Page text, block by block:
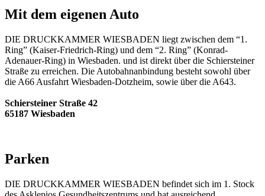
Mit dem eigenen Auto
DIE DRUCKKAMMER WIESBADEN liegt zwischen dem “1.
Ring” (Kaiser-Friedrich-Ring) und dem “2. Ring” (Konrad-
Adenauer-Ring) in Wiesbaden. und ist direkt über die Schiersteiner
Straße zu erreichen. Die Autobahnanbindung besteht sowohl über
die A66 Ausfahrt Wiesbaden-Dotzheim, sowie über die A643.
Schiersteiner Straße 42
65187 Wiesbaden
Parken
DIE DRUCKKAMMER WIESBADEN befindet sich im 1. Stock